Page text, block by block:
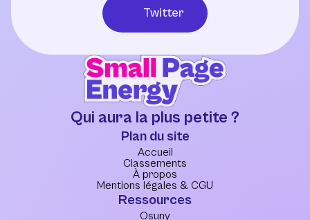
Twitter
Qui aura la plus petite ?
Plan du site
Accueil
Classements
À propos
Mentions légales & CGU
Ressources
Osuny